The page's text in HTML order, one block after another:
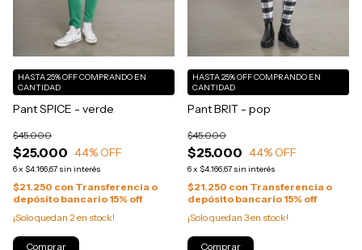
Pant SPICE - verde
$25.000
$45.000
44% OFF
6x $4.166,67 sin interés
HASTA 25% OFFCOMPRANDO EN
CANTIDAD
$21.250 con Transferencia o
depósito bancario 15% off
¡Solo quedan 2 en stock!
Comprar
Pant BRIT - pop
$25.000
$45.000
44% OFF
6x $4.166,67 sin interés
HASTA 25% OFFCOMPRANDO EN
CANTIDAD
$21.250 con Transferencia o
depósito bancario 15% off
¡Solo quedan 3en stock!
Comprar